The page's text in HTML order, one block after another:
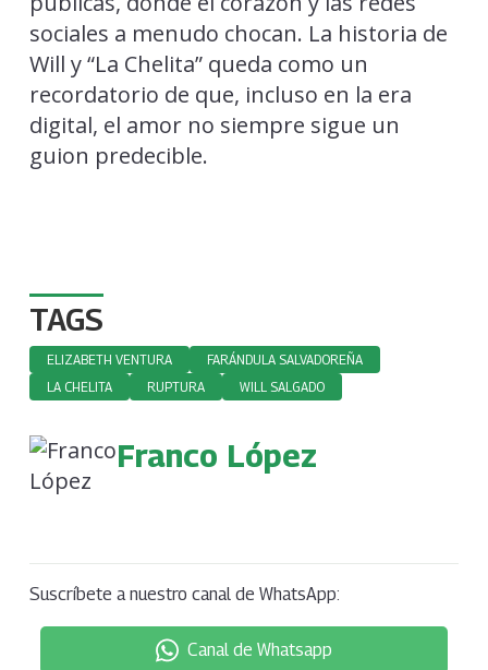
sociales a menudo chocan. La historia de
Will y “La Chelita” queda como un
recordatorio de que, incluso en la era
digital, el amor no siempre sigue un
guion predecible.
TAGS
ELIZABETH VENTURA
FARÁNDULA SALVADOREÑA
LA CHELITA
RUPTURA WILL SALGADO
Franco López
Suscríbete a nuestro canal de WhatsApp:
Canal de Whatsapp